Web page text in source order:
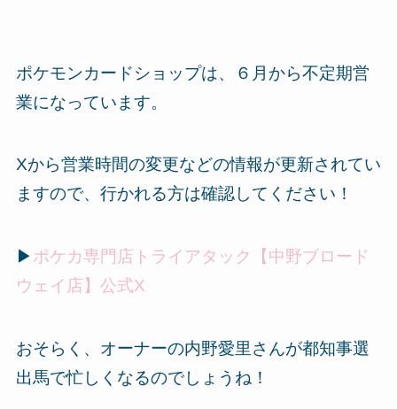
ポケモンカードショップは、６月から不定期営
業になっています。
Xから営業時間の変更などの情報が更新されてい
ますので、行かれる方は確認してください！
▶ ポケカ専門店トライアタック【中野ブロード
ウェイ店】公式X
おそらく、オーナーの内野愛里さんが都知事選
出馬で忙しくなるのでしょうね！